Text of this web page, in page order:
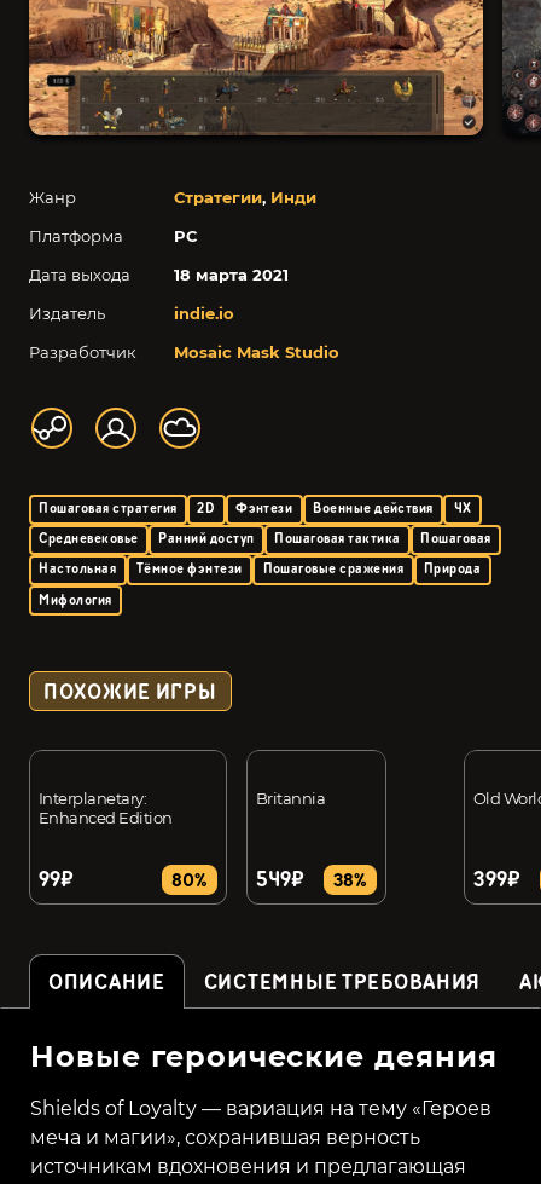
Жанр Стратегии, Инди
Платформа
PC
Дата выхода
18 марта 2021
Издатель
indie.io
Разработчик
Mosaic Mask Studio
Пошаговая стратегия 2D Фэнтези Военные действия
4X
Средневековье
Ранний доступ Пошаговая тактика
Пошаговая
Настольная
Тёмное фэнтези Пошаговые сражения
Природа
Мифология
ПОХОЖИЕ ИГРЫ
Interplanetary:
Enhanced Edition
99₽ 80%
Britannia
549₽ 38%
Old
399₽
ОПИСАНИЕ СИСТЕМНЫЕ ТРЕБОВАНИЯ
Новые героические деяния
Shields of Loyalty — вариация на тему «Героев
меча и магии», сохранившая верность
источникам вдохновения и предлагающая